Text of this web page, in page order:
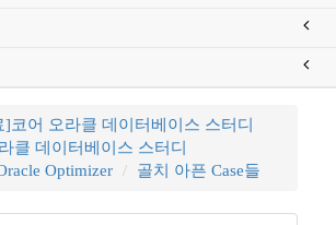
]코어 오라클 데이터베이스 스터디
클 데이터베이스 스터디
Optimizer
골치 아픈 Case들